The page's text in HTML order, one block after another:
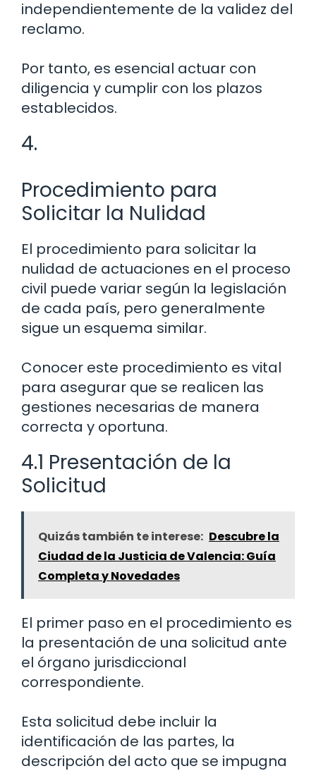
independientemente de la validez del
reclamo.
Por tanto, es esencial actuar con
diligencia y cumplir con los plazos
establecidos.
4.
Procedimiento para
Solicitar la Nulidad
El procedimiento para solicitar la
nulidad de actuaciones en el proceso
civil puede variar según la legislación
de cada país, pero generalmente
sigue un esquema similar.
Conocer este procedimiento es vital
para asegurar que se realicen las
gestiones necesarias de manera
correcta y oportuna.
4.1 Presentación de la
Solicitud
Quizás también te interese: Descubre la
Ciudad de la Justicia de Valencia: Guía
Completa y Novedades
El primer paso en el procedimiento es
la presentación de una solicitud ante
el órgano jurisdiccional
correspondiente.
Esta solicitud debe incluir la
identificación de las partes, la
descripción del acto que se impugna